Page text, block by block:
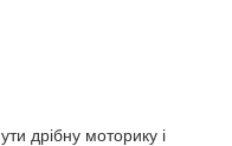
дрібну моторику і